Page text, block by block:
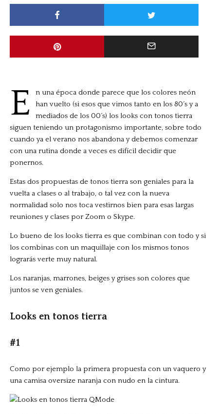
E
n una época donde parece que los colores neón
han vuelto (si esos que vimos tanto en los 80´s y a
mediados de los 00´s) los looks con tonos tierra
siguen teniendo un protagonismo importante, sobre todo
cuando ya el verano nos abandona y debemos comenzar
con una rutina donde a veces es difícil decidir que
ponernos.
Estas dos propuestas de tonos tierra son geniales para la
vuelta a clases o al trabajo, o tal vez con la nueva
normalidad solo nos toca vestirnos bien para esas largas
reuniones y clases por Zoom o Skype.
Lo bueno de los looks tierra es que combinan con todo y si
los combinas con un maquillaje con los mismos tonos
lograrás verte muy natural.
Los naranjas, marrones, beiges y grises son colores que
juntos se ven geniales.
Looks en tonos tierra
#1
Como por ejemplo la primera propuesta con un vaquero y
una camisa oversize naranja con nudo en la cintura.